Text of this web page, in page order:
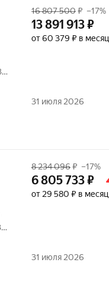
16 807 500₽ –17%
13 891 913₽
от 60 379 ₽ в месяц
31 июля 2026
8 234 096₽ –17%
6 805 733₽
от 29 580 ₽ в месяц
31 июля 2026